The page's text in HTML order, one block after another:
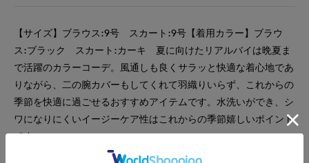
【サイズ】ブラウス:9号 スカート:9号【着用カラー】ブラウ
ス:ブラック スカート:カーキ 夏に向けたリアルバイは晩夏ま
で活躍のカラーコーデ。風通しも良くサラッと快適な着心地であ
りながら、二の腕カバーもしてくれて羽織りいらず、これからの
季節を快適に過ごせるおすすめアイテムです。水洗いができ、シ
ワになりにくいイージーケア性はこれからの季節嬉しいポイント
です。